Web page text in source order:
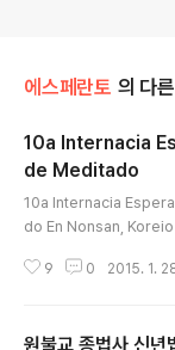
에스페란토 의 다
10a Internacia
de Meditado
10a Internacia
do En Nonsan,
6a ĝis la 19a de
oredevena religio.
9 0 2015. 1.
원불교 종법사 신